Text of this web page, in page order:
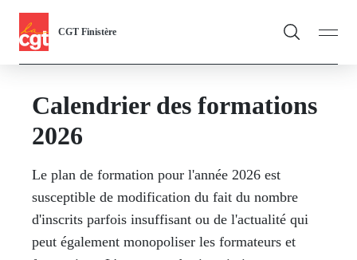
Aller
contenu
CGT Finistère
La CGT Finistère Toggle
Actualités
Formations
Adhésion
Ressources militantes
are
here
Calendrier des formations
2026
Le plan de formation pour l'année 2026 est
susceptible de modification du fait du nombre
d'inscrits parfois insuffisant ou de l'actualité qui
peut également monopoliser les formateurs et